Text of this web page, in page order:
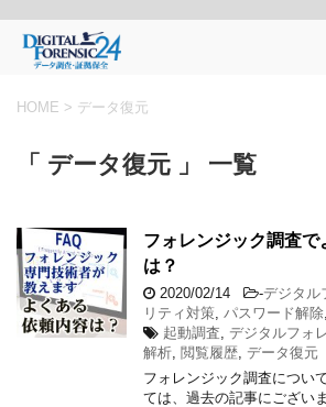
HOME > データ復元
「 データ復元 」 一覧
フォレンジック調査
は？
2020/02/14 -デジタル
リティ対策 パスワード解除
起動調査 デジタルフォ
解析 閲覧履歴 データ復元
フォレンジック調査につい
ては、過去の記事にござい